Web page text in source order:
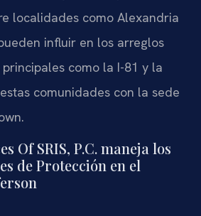
localidades como Alexandria
influir en los arreglos
como la I-81 y la
comunidades con la sede
Of SRIS, P.C. maneja los
de Protección en el